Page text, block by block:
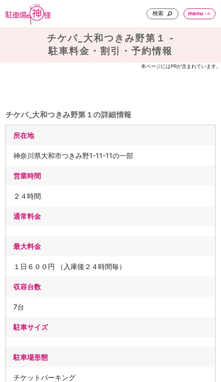
検索 menu
チケパ_大和つきみ野第１ -
駐車料金・割引・予約情報
本ページにはPRが含まれています。
チケパ_大和つきみ野第１の詳細情報
所在地
神奈川県大和市つきみ野1-11-11の一部
営業時間
２４時間
通常料金
最大料金
１日６００円 （入庫後２４時間毎）
収容台数
7台
駐車サイズ
駐車場形態
チケットパーキング